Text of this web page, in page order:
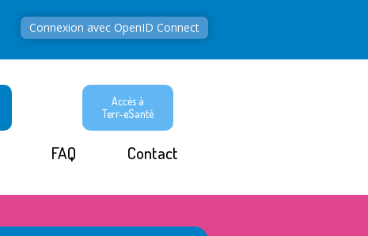
Connexion avec OpenID Connect
Accès à
Terr-eSanté
FAQ Contact